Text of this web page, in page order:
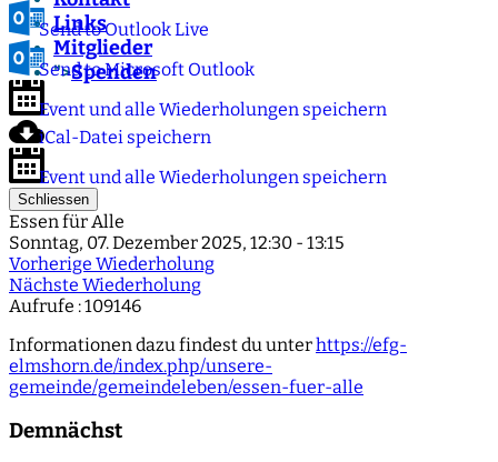
Links
Mitglieder
">Spenden
Send to Outlook Live
Send to Microsoft Outlook
Event und alle Wiederholungen speichern
iCal-Datei speichern
Event und alle Wiederholungen speichern
Schliessen
Essen für Alle
Sonntag, 07. Dezember 2025, 12:30 - 13:15
Vorherige Wiederholung
Nächste Wiederholung
Aufrufe : 109146
Informationen dazu findest du unterhttps://efg-
elmshorn.de/index.php/unsere-
gemeinde/gemeindeleben/essen-fuer-alle
Demnächst